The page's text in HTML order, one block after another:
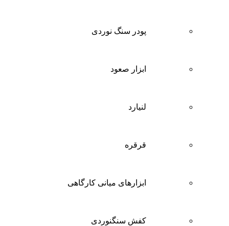
پودر سنگ نوردی
ابزار صعود
لنیارد
قرقره
ابزارهای میانی کارگاهی
کفش سنگنوردی